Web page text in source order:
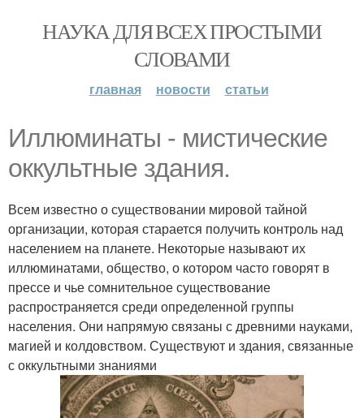
НАУКА ДЛЯ ВСЕХ ПРОСТЫМИ
СЛОВАМИ
главная новости статьи
Иллюминаты - мистические
оккультные здания.
Всем известно о существовании мировой тайной
организации, которая старается получить контроль над
населением на планете. Некоторые называют их
иллюминатами, общество, о котором часто говорят в
прессе и чье сомнительное существование
распространяется среди определенной группы
населения. Они напрямую связаны с древними науками,
магией и колдовством. Существуют и здания, связанные
с оккультными знаниями